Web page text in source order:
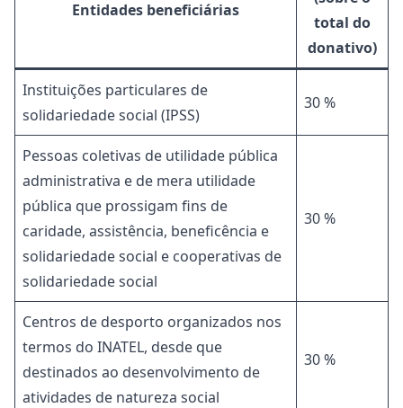
Entidades beneficiárias
total do
donativo)
Instituições particulares de
solidariedade social (IPSS)
30 %
Pessoas coletivas de utilidade pública
administrativa e de mera utilidade
pública que prossigam fins de
caridade, assistência, beneficência e
solidariedade social e cooperativas de
solidariedade social
30 %
Centros de desporto organizados nos
termos do INATEL, desde que
destinados ao desenvolvimento de
atividades de natureza social
30 %